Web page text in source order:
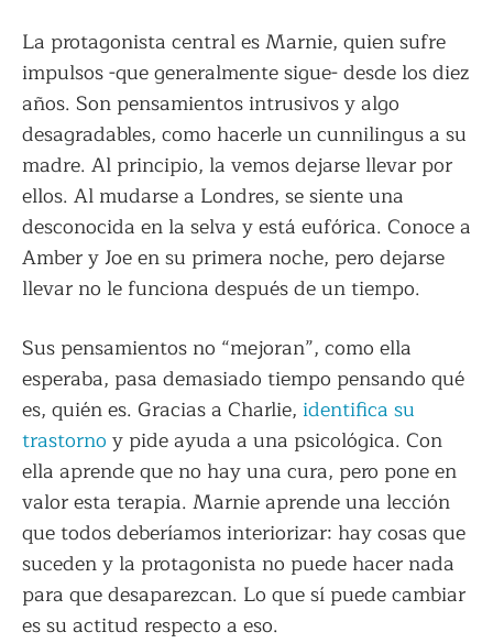
La protagonista central es Marnie, quien sufre
impulsos -que generalmente sigue- desde los diez
años. Son pensamientos intrusivos y algo
desagradables, como hacerle un cunnilingus a su
madre. Al principio, la vemos dejarse llevar por
ellos. Al mudarse a Londres, se siente una
desconocida en la selva y está eufórica. Conoce a
Amber y Joe en su primera noche, pero dejarse
llevar no le funciona después de un tiempo.
Sus pensamientos no “mejoran”, como ella
esperaba, pasa demasiado tiempo pensando qué
es, quién es. Gracias a Charlie, identifica su
trastorno y pide ayuda a una psicológica. Con
ella aprende que no hay una cura, pero pone en
valor esta terapia. Marnie aprende una lección
que todos deberíamos interiorizar: hay cosas que
suceden y la protagonista no puede hacer nada
para que desaparezcan. Lo que sí puede cambiar
es su actitud respecto a eso.